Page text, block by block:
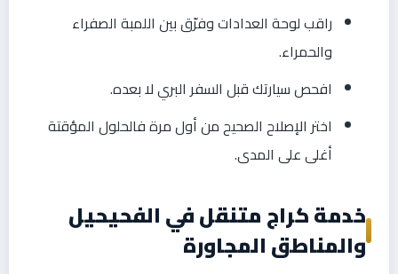
راقب لوحة العدادات وفرّق بين اللمبة الصفراء
والحمراء.
افحص سيارتك قبل السفر البري لا بعده.
اختر الإصلاح الصحيح من أول مرة فالحلول المؤقتة
أغلى على المدى.
خدمة كراج متنقل في الفحيحيل
والمناطق المجاورة